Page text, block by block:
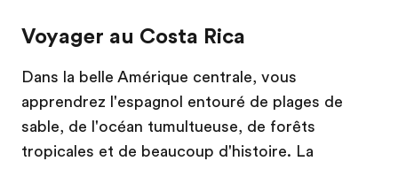
Voyager au Costa Rica
Dans la belle Amérique centrale, vous
apprendrez l'espagnol entouré de plages de
sable, de l'océan tumultueuse, de forêts
tropicales et de beaucoup d'histoire. La